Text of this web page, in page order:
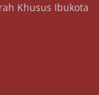
Khusus Ibukota